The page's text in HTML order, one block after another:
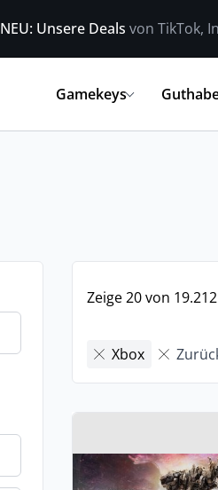
NEU: Unsere Deals von TikTok,
Gamekeys
Zeige 20 von
Xbox